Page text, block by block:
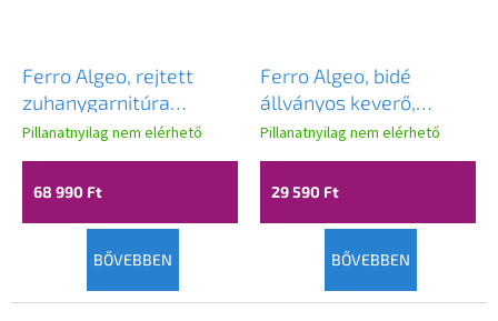
Ferro Algeo, rejtett
zuhanygarnitúra
esőfejjel 200 mm,
fényes króm, BAG7P-
SET1-S
Pillanatnyilag nem elérhető
68 990 Ft
BŐVEBBEN
Ferro Algeo, bidé
állványos keverő,
fekete matt-króm,
BAG6BL
Pillanatnyilag nem elérhető
29 590 Ft
BŐVEBBEN